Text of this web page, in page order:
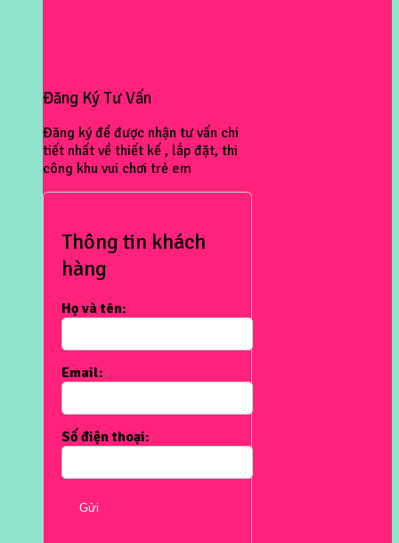
Đăng Ký Tư Vấn
Đăng ký để được nhận tư vấn chi
tiết nhất về thiết kế , lắp đặt, thi
công khu vui chơi trẻ em
Thông tin khách
hàng
Họ và tên:
Email:
Số điện thoại:
Gửi